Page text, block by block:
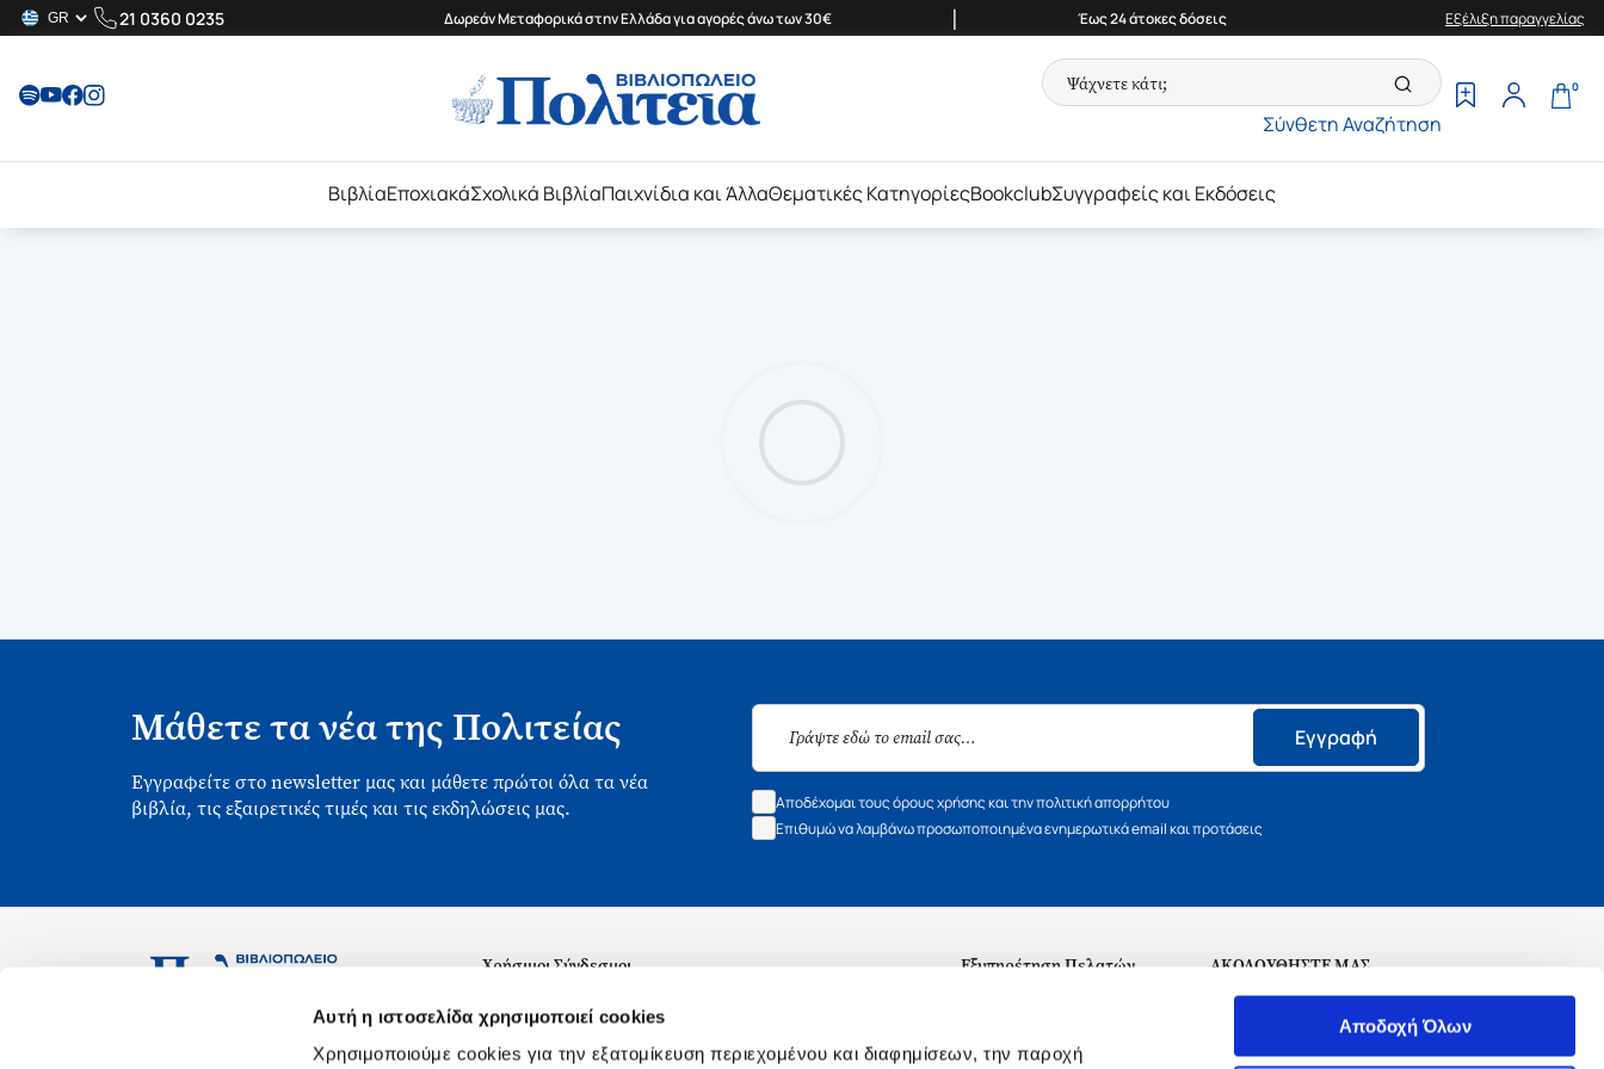
Αυτή η ιστοσελίδα χρησιμοποιεί cookies
Χρησιμοποιούμε cookies για την εξατομίκευση περιεχομένου και διαφημίσεων, την παροχή
Αποδοχή Όλων
21 0360 0235 Δωρεάν Μεταφορικά στην Ελλάδα για αγορές άνω των 30€ | Έως 24 άτοκες δόσεις Εξέλιξη παραγγελίας
Σύνθετη Αναζήτηση
0
ΒιβλίαΕποχιακάΣχολικά ΒιβλίαΠαιχνίδια και ΆλλαΘεματικές ΚατηγορίεςBookclubΣυγγραφείς και Εκδόσεις
Μάθετε τα νέα της Πολιτείας
Εγγραφείτε στο newsletter μας και μάθετε πρώτοι όλα τα νέα
βιβλία, τις εξαιρετικές τιμές και τις εκδηλώσεις μας.
Εγγραφή
Αποδέχομαι τους όρους χρήσης και την πολιτική απορρήτου
Επιθυμώ να λαμβάνω προσωποποιημένα ενημερωτικά email και προτάσεις
Ασκληπιού 1-3, Αθήνα 106 79
Χρήσιμοι Σύνδεσμοι
Σχετικά με εμάς
Θέσεις Εργασίας
Εξυπηρέτηση Πελατών
ΑΚΟΛΟΥΘΗΣΤΕ ΜΑΣ